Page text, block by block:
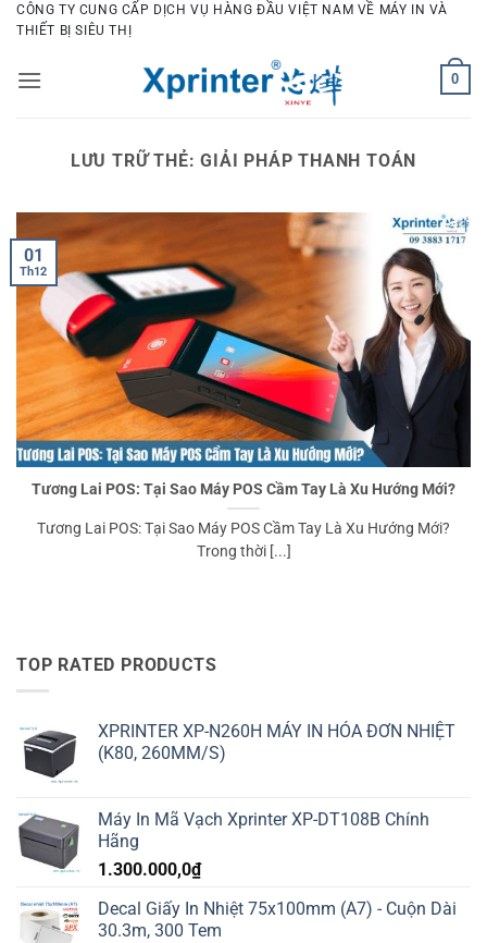
Bỏ
qua
dung
CÔNG TY CUNG CẤP DỊCH VỤ HÀNG ĐẦU VIỆT NAM VỀ MÁY IN VÀ
THIẾT BỊ SIÊU THỊ
0
LƯU TRỮ THẺ:GIẢI PHÁP THANH TOÁN
Tương Lai POS: Tại Sao Máy POS Cầm Tay Là Xu Hướng Mới?
Tương Lai POS: Tại Sao Máy POS Cầm Tay Là Xu Hướng Mới?
Trong thời [...]
01
Th12
TOP RATED PRODUCTS
XPRINTER XP-N260H MÁY IN HÓA ĐƠN NHIỆT
(K80, 260MM/S)
Máy In Mã Vạch Xprinter XP-DT108B Chính
Hãng
1.300.000,0₫
Decal Giấy In Nhiệt 75x100mm (A7) - Cuộn Dài
30.3m, 300 Tem